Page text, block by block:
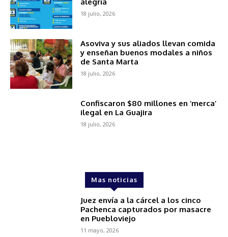
18 julio, 2026
Asoviva y sus aliados llevan comida
y enseñan buenos modales a niños
de Santa Marta
18 julio, 2026
Confiscaron $80 millones en ‘merca’
ilegal en La Guajira
18 julio, 2026
Mas noticias
Juez envía a la cárcel a los cinco
Pachenca capturados por masacre
en Puebloviejo
11 mayo, 2026